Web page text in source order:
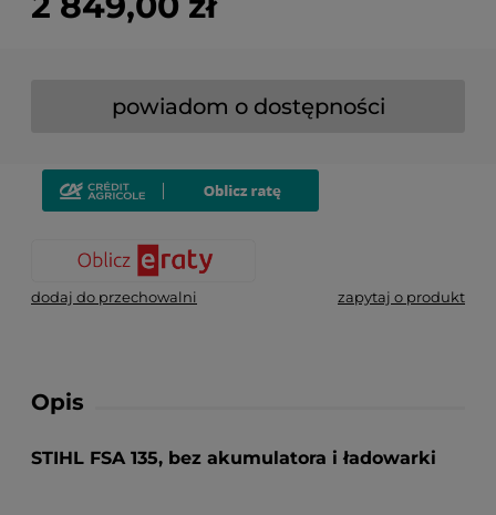
powiadom o dostępności
zapytaj o produkt
dodaj do przechowalni
Opis
STIHL FSA 135, bez akumulatora i ładowarki